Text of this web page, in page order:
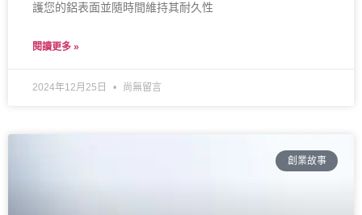
護您的鋁表面並隨時間維持其耐久性
閱讀更多 »
2024年12月25日 尚無留言
創業故事